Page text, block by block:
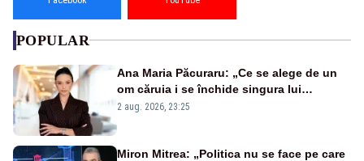
POPULAR
Ana Maria Păcuraru: „Ce se alege de un
om căruia i se închide singura lui
portiță?”
2 aug. 2026, 23:25
Miron Mitrea: „Politica nu se face pe care